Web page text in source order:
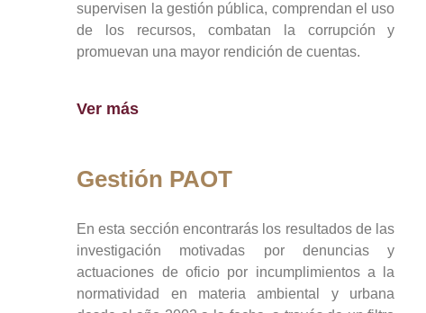
supervisen la gestión pública, comprendan el uso
de los recursos, combatan la corrupción y
promuevan una mayor rendición de cuentas.
Ver más
Gestión PAOT
En esta sección encontrarás los resultados de las
investigación motivadas por denuncias y
actuaciones de oficio por incumplimientos a la
normatividad en materia ambiental y urbana